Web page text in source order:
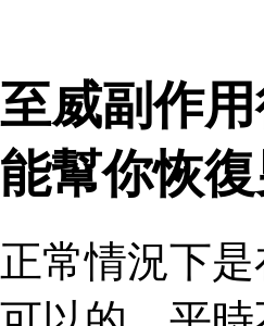
至威副作
能幫你恢
正常情況下